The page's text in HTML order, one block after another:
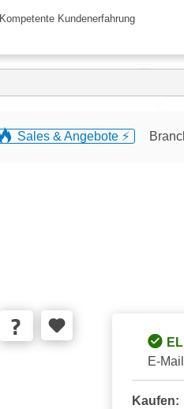
Kompetente Kundenerfahrung
Sales & Angebote ⚡️
E-
Kaufen: